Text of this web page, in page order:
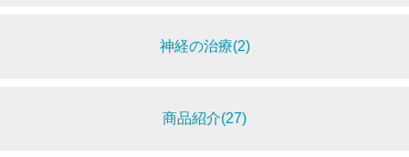
神経の治療(2)
商品紹介(27)